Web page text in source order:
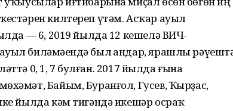
килтереп үтәм. Асҡар ауыл
— 6, 2019 йылда 12 кешелә ВИЧ-
биләмәһендә был һандар, ярашлы
0, 1, 7 булған. 2017 йылда ғына
Байым, Буранғол, Гусев, Ҡырҙас,
йылда кәм тигәндә икешәр осраҡ